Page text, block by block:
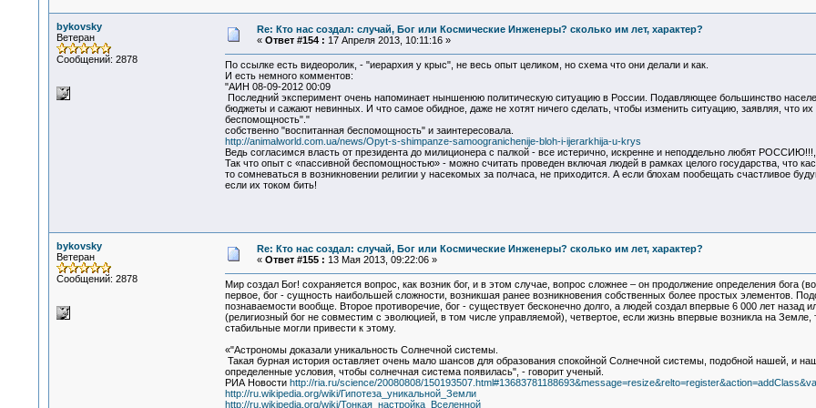
bykovsky
Ветеран
Сообщений: 2878
Re: Кто нас создал: случай, Бог или Космические Инженеры? сколько им лет, характер?
« Ответ #154 : 17 Апреля 2013, 10:11:16 »
По ссылке есть видеоролик, - "иерархия у крыс", не весь опыт целиком, но схема что они делали и как.
И есть немного комментов:
"АИН 08-09-2012 00:09
Последний эксперимент очень напоминает ныншенюю политическую ситуацию в России. Подавляющее большинство
бюджеты и сажают невинных. И что самое обидное, даже не хотят ничего сделать, чтобы изменить ситуацию, заявляя, что
беспомощность"."
собственно "воспитанная беспомощность" и заинтересовала.
http://animalworld.com.ua/news/Opyt-s-shimpanze-samoogranichenije-bloh-i-ijerarkhija-u-krys
Ведь согласимся власть от президента до милиционера с палкой - все истерично, искренне и неподдельно любят
Так что опыт с «пассивной беспомощностью» - можно считать проведен включая людей в рамках целого государства, что
то сомневаться в возникновении религии у насекомых за полчаса, не приходится. А если блохам пообещать счастливое
если их током бить!
bykovsky
Ветеран
Сообщений: 2878
Re: Кто нас создал: случай, Бог или Космические Инженеры? сколько им лет, характер?
« Ответ #155 : 13 Мая 2013, 09:22:06 »
Мир создал Бог! сохраняется вопрос, как возник бог, и в этом случае, вопрос сложнее – он продолжение определения бога
первое, бог - сущность наибольшей сложности, возникшая ранее возникновения собственных более простых элементов.
познаваемости вообще. Второе противоречие, бог - существует бесконечно долго, а людей создал впервые 6 000 лет
(религиозный бог не совместим с эволюцией, в том числе управляемой), четвертое, если жизнь впервые возникла на
стабильные могли привести к этому.
«"Астрономы доказали уникальность Солнечной системы.
Такая бурная история оставляет очень мало шансов для образования спокойной Солнечной системы, подобной нашей, и
определенные условия, чтобы солнечная система появилась", - говорит ученый.
РИА Новости http://ria.ru/science/20080808/
http://ru.wikipedia.org/wiki/Гипотеза_уникальной_Земли
http://ru.wikipedia.org/wiki/Тонкая_настройка_Вселенной